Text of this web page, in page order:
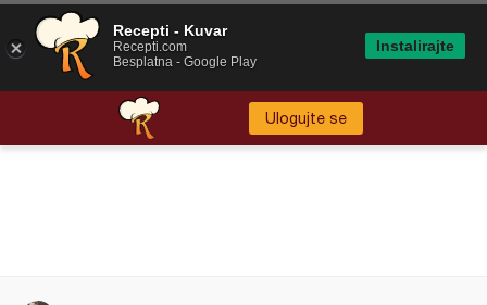
Ulogujte se
Recepti - Kuvar
Recepti.com
Besplatna - Google Play
Instalirajte